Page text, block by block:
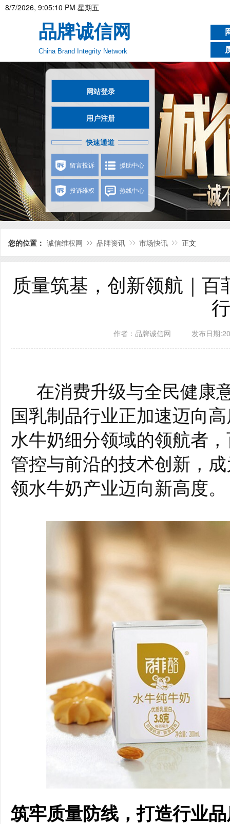
8/7/2026, 9:05:11 PM 星期五
品牌诚信网
China Brand Integrity Network
网站登录
用户注册
快速通道
留言投诉 援助中心
投诉维权 热线中心
您的位置： 诚信维权网 品牌资讯 市场快讯 正文
质量筑基，创新领航｜
行
作者：品牌诚信网 发布日期
在消费升级与全民健康
国乳制品行业正加速迈向
水牛奶细分领域的领航者
管控与前沿的技术创新，
领水牛奶产业迈向新高度。
筑牢质量防线，打造行业